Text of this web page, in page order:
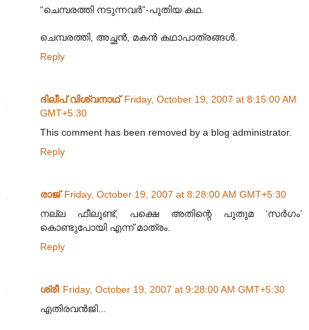
“ചെമ്പരത്തി നടുന്നവര്‍”-പുതിയ കഥ.
ചെമ്പരത്തി, അച്ഛന്‍, മകന്‍ കഥാപാത്രങ്ങള്‍.
Reply
ദിലീപ് വിശ്വനാഥ് Friday, October 19, 2007 at 8:15:00 AM
GMT+5:30
This comment has been removed by a blog administrator.
Reply
രാജ് Friday, October 19, 2007 at 8:28:00 AM GMT+5:30
നല്ല ഫീലുണ്ട്, പക്ഷെ അതിന്റെ പുതുമ ‘സര്‍ഗം’
കൊണ്ടുപോയി എന്ന് മാത്രം.
Reply
ശ്രീ Friday, October 19, 2007 at 9:28:00 AM GMT+5:30
എതിരവന്‍‌ജി...